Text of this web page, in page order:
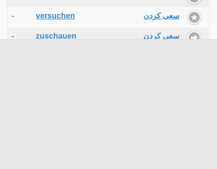
- versuchen سعی کردن
- zuschauen سعی کردن